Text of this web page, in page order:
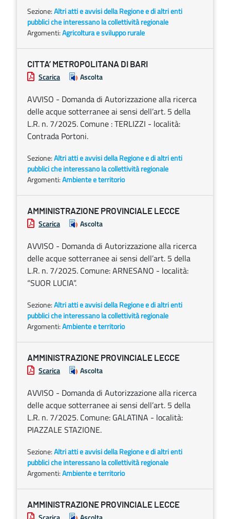
Sezione:Altri atti e avvisi della Regione e di altri enti
pubblici che interessano la collettività regionale
Argomenti:Agricoltura e sviluppo rurale
CITTA’ METROPOLITANA DI BARI
Scarica Ascolta
AVVISO - Domanda di Autorizzazione alla ricerca
delle acque sotterranee ai sensi dell’art. 5 della
L.R. n. 7/2025. Comune : TERLIZZI - località:
Contrada Portoni.
Sezione:Altri atti e avvisi della Regione e di altri enti
pubblici che interessano la collettività regionale
Argomenti:Ambiente e territorio
AMMINISTRAZIONE PROVINCIALE LECCE
Scarica Ascolta
AVVISO - Domanda di Autorizzazione alla ricerca
delle acque sotterranee ai sensi dell’art. 5 della
L.R. n. 7/2025. Comune: ARNESANO - località:
“SUOR LUCIA”.
Sezione:Altri atti e avvisi della Regione e di altri enti
pubblici che interessano la collettività regionale
Argomenti:Ambiente e territorio
AMMINISTRAZIONE PROVINCIALE LECCE
Scarica Ascolta
AVVISO - Domanda di Autorizzazione alla ricerca
delle acque sotterranee ai sensi dell’art. 5 della
L.R. n. 7/2025. Comune: GALATINA - località:
PIAZZALE STAZIONE.
Sezione:Altri atti e avvisi della Regione e di altri enti
pubblici che interessano la collettività regionale
Argomenti:Ambiente e territorio
AMMINISTRAZIONE PROVINCIALE LECCE